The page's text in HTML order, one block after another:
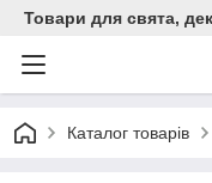
Товари для свята,
Каталог товарів